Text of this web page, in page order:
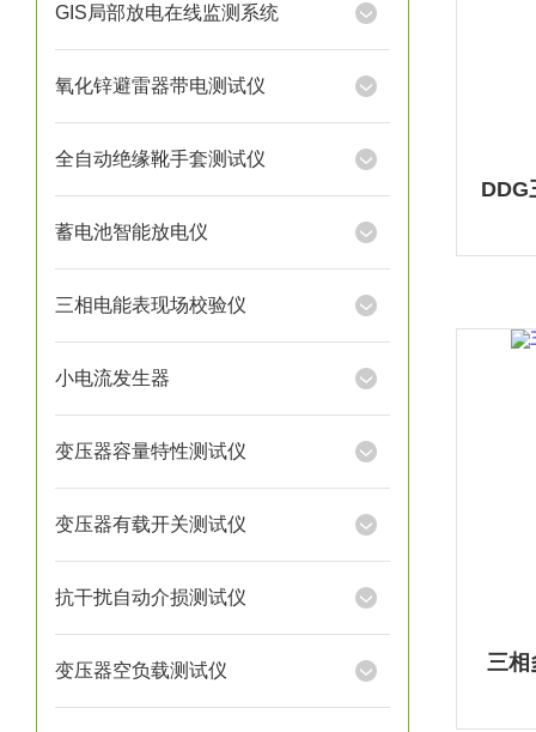
GIS局部放电在线监测系统
氧化锌避雷器带电测试仪
全自动绝缘靴手套测试仪
蓄电池智能放电仪
三相电能表现场校验仪
小电流发生器
变压器容量特性测试仪
变压器有载开关测试仪
抗干扰自动介损测试仪
变压器空负载测试仪 三相